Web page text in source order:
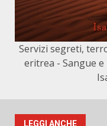
Servizi segreti,
eritrea - Sangue
LEGGI ANCHE